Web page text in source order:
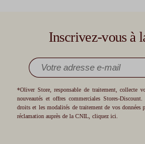
Inscrivez-vous à
*Oliver Store, responsable de traitement, collecte
nouveautés et offres commerciales Stores-
droits et les modalités de traitement de vos
réclamation auprès de la CNIL,cliquez ici